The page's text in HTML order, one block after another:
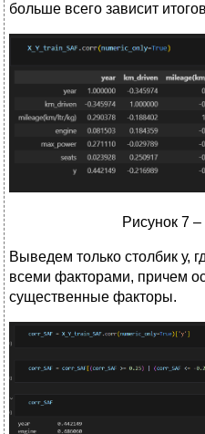
больше всего зависит
Рисунок 7
Выведем только столбик у,
всеми факторами, причем
существенные факторы.